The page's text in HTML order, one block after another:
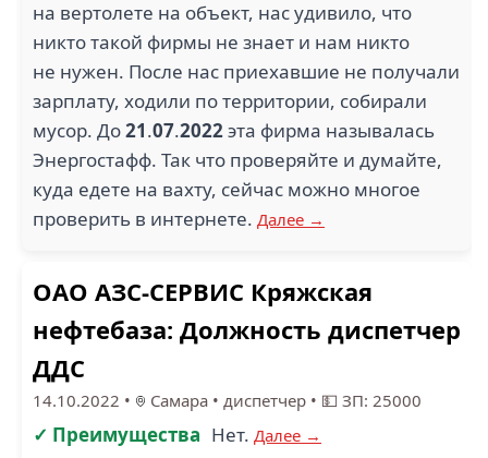
на вертолете на объект, нас удивило, что
никто такой фирмы не знает и нам никто
не нужен. После нас приехавшие не получали
зарплату, ходили по территории, собирали
мусор. До21.07.2022эта фирма называлась
Энергостафф. Так что проверяйте и думайте,
куда едете на вахту, сейчас можно многое
проверить в интернете. Далее →
ОАО АЗС-СЕРВИС Кряжская
нефтебаза: Должность диспетчер
ДДС
14.10.2022 • Самара • диспетчер • 💵 ЗП: 25000
✓ Преимущества Нет. Далее →